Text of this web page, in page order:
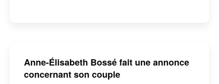
Anne-Élisabeth Bossé fait une annonce
concernant son couple